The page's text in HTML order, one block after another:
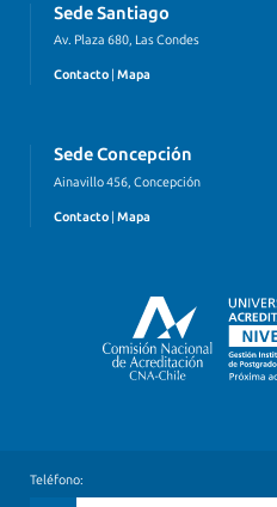
Sede Santiago
Av. Plaza 680, Las Condes
Contacto Mapa
Sede Concepción
Ainavillo 456, Concepción
Contacto | Mapa
Teléfono: